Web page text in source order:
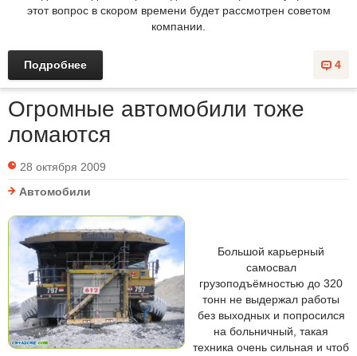
этот вопрос в скором времени будет рассмотрен советом
компании.
4
Подробнее
Огромные автомобили тоже
ломаются
28 октября 2009
Автомобили
Большой карьерный
самосвал
грузоподъёмностью до 320
тонн не выдержал работы
без выходных и попросился
на больничный, такая
техника очень сильная и чтоб